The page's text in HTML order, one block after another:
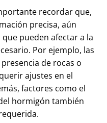
recordar que,
precisa, aún
pueden afectar a la
Por ejemplo, las
de rocas o
ajustes en el
factores como el
hormigón también